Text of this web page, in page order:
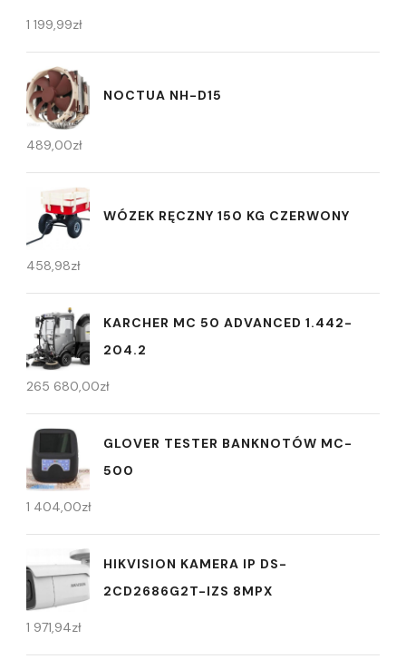
1 199,99zł
NOCTUA NH-D15
489,00zł
WÓZEK RĘCZNY 150 KG CZERWONY
458,98zł
KARCHER MC 50 ADVANCED 1.442-
204.2
265 680,00zł
GLOVER TESTER BANKNOTÓW MC-
500
1 404,00zł
HIKVISION KAMERA IP DS-
2CD2686G2T-IZS 8MPX
1 971,94zł